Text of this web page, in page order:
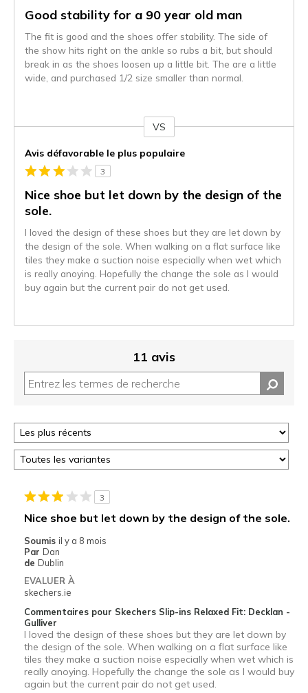
Good stability for a 90 year old man
The fit is good and the shoes offer stability. The side of
the show hits right on the ankle so rubs a bit, but should
break in as the shoes loosen up a little bit. The are a little
wide, and purchased 1/2 size smaller than normal.
projecteur
sur
les
critiques
VS
Avis défavorable le plus populaire
3
Nice shoe but let down by the design of the
sole.
I loved the design of these shoes but they are let down by
the design of the sole. When walking on a flat surface like
tiles they make a suction noise especially when wet which
is really anoying. Hopefully the change the sole as I would
buy again but the current pair do not get used.
11 avis
3
Nice shoe but let down by the design of the sole.
Soumis il y a 8 mois
Par Dan
de Dublin
EVALUER À
skechers.ie
Commentaires pour Skechers Slip-ins Relaxed Fit: Decklan -
Gulliver
I loved the design of these shoes but they are let down by
the design of the sole. When walking on a flat surface like
tiles they make a suction noise especially when wet which is
really anoying. Hopefully the change the sole as I would buy
again but the current pair do not get used.